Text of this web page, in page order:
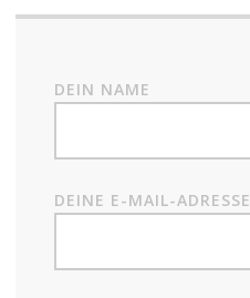
DEIN NAME
DEINE E-MAIL-ADRESSE